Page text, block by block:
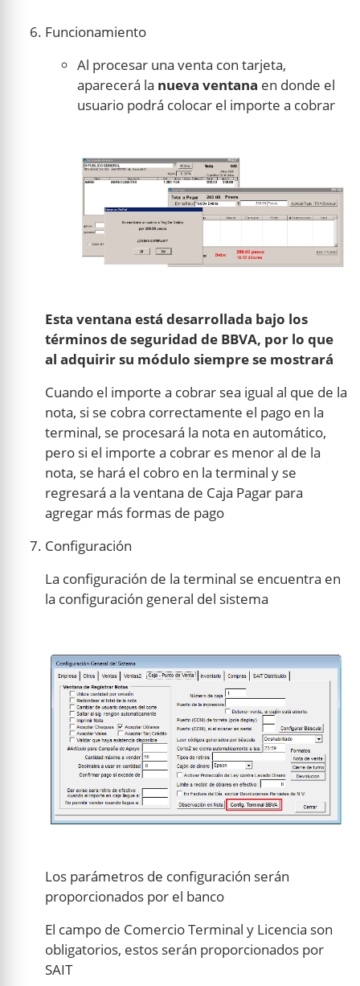
Funcionamiento
Al procesar una venta con tarjeta,
aparecerá la nueva ventana en donde el
usuario podrá colocar el importe a cobrar
Esta ventana está desarrollada bajo los
términos de seguridad de BBVA, por lo que
al adquirir su módulo siempre se mostrará
Cuando el importe a cobrar sea igual al que de la
nota, si se cobra correctamente el pago en la
terminal, se procesará la nota en automático,
pero si el importe a cobrar es menor al de la
nota, se hará el cobro en la terminal y se
regresará a la ventana de Caja Pagar para
agregar más formas de pago
Configuración
La configuración de la terminal se encuentra en
la configuración general del sistema
Los parámetros de configuración serán
proporcionados por el banco
El campo de Comercio Terminal y Licencia son
obligatorios, estos serán proporcionados por
SAIT